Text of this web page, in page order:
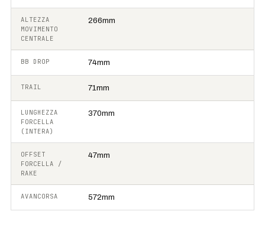
ALTEZZA
MOVIMENTO
CENTRALE
266mm
BB DROP 74mm
TRAIL 71mm
LUNGHEZZA
FORCELLA
(INTERA)
370mm
OFFSET
FORCELLA /
RAKE
47mm
AVANCORSA 572mm